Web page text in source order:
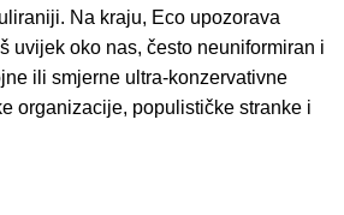
Na kraju, Eco upozorava
uvijek oko nas, često neuniformiran i
ili smjerne ultra-konzervativne
organizacije, populističke stranke i